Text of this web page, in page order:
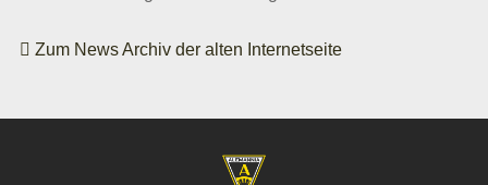
Zum News Archiv der alten Internetseite